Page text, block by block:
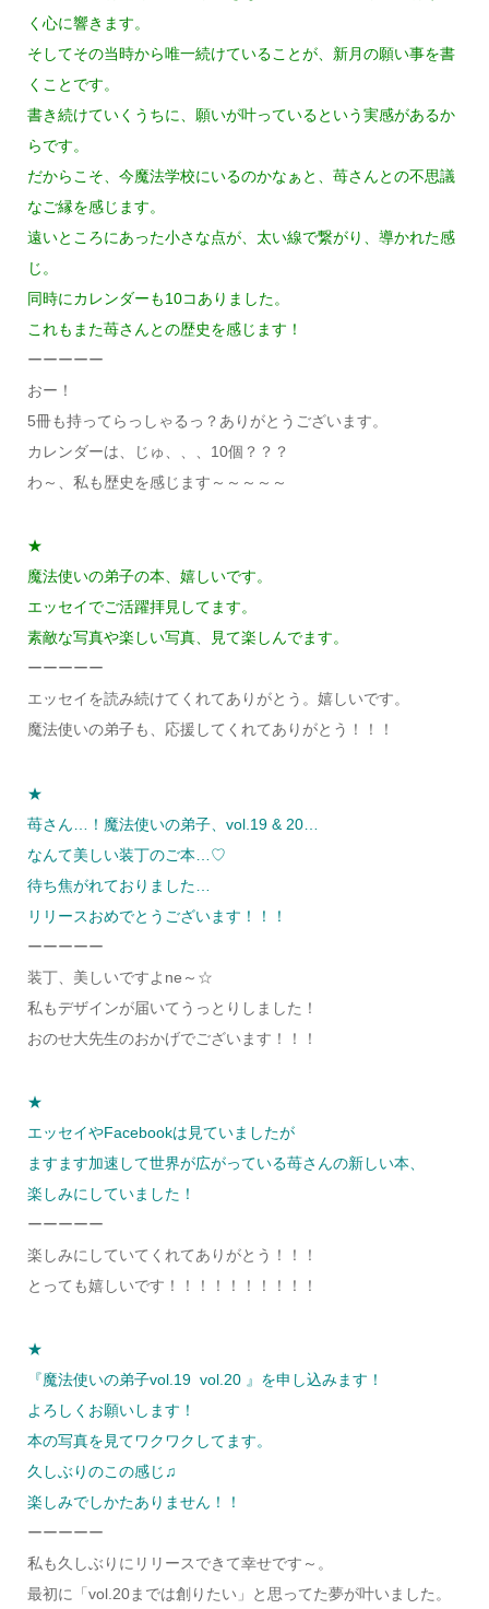
く心に響きます。
そしてその当時から唯一続けていることが、新月の願い事を書
くことです。
書き続けていくうちに、願いが叶っているという実感があるか
らです。
だからこそ、今魔法学校にいるのかなぁと、苺さんとの不思議
なご縁を感じます。
遠いところにあった小さな点が、太い線で繋がり、導かれた感
じ。
同時にカレンダーも10コありました。
これもまた苺さんとの歴史を感じます！
ーーーーー
おー！
5冊も持ってらっしゃるっ？ありがとうございます。
カレンダーは、じゅ、、、10個？？？
わ～、私も歴史を感じます～～～～～
★
魔法使いの弟子の本、嬉しいです。
エッセイでご活躍拝見してます。
素敵な写真や楽しい写真、見て楽しんでます。
ーーーーー
エッセイを読み続けてくれてありがとう。嬉しいです。
魔法使いの弟子も、応援してくれてありがとう！！！
★
苺さん…！魔法使いの弟子、vol.19 & 20…
なんて美しい装丁のご本…♡
待ち焦がれておりました…
リリースおめでとうございます！！！
ーーーーー
装丁、美しいですよne～☆
私もデザインが届いてうっとりしました！
おのせ大先生のおかげでございます！！！
★
エッセイやFacebookは見ていましたが
ますます加速して世界が広がっている苺さんの新しい本、
楽しみにしていました！
ーーーーー
楽しみにしていてくれてありがとう！！！
とっても嬉しいです！！！！！！！！！！
★
『魔法使いの弟子vol.19 vol.20 』を申し込みます！
よろしくお願いします！
本の写真を見てワクワクしてます。
久しぶりのこの感じ♫
楽しみでしかたありません！！
ーーーーー
私も久しぶりにリリースできて幸せです～。
最初に「vol.20までは創りたい」と思ってた夢が叶いました。